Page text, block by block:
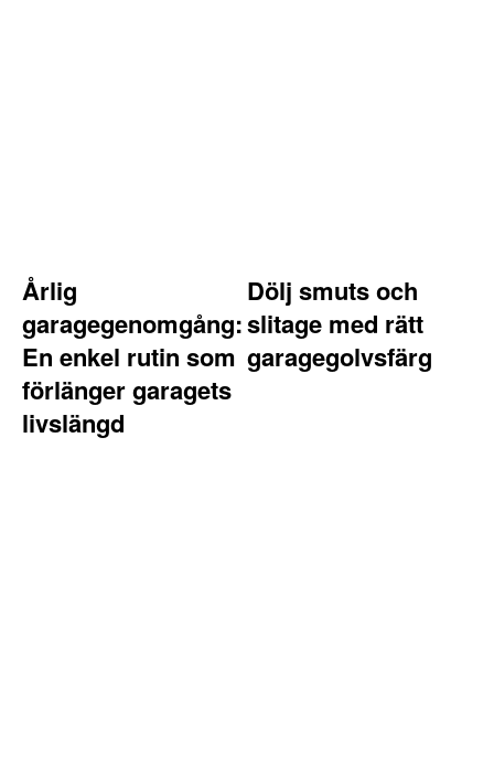
Årlig
garagegenomgång:
En enkel rutin som
förlänger garagets
livslängd
Dölj smuts och
slitage med rätt
garagegolvsfärg